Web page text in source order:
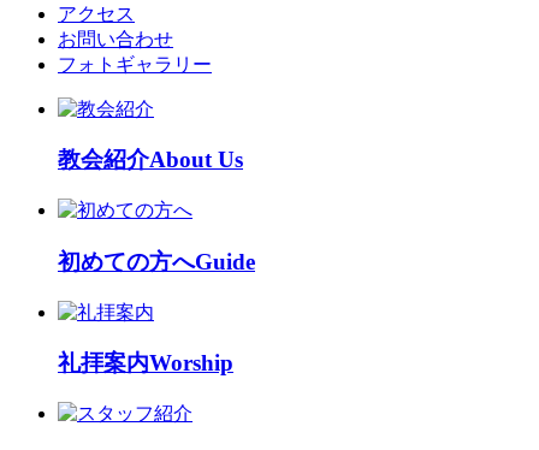
アクセス
お問い合わせ
フォトギャラリー
教会紹介About Us
初めての方へGuide
礼拝案内Worship